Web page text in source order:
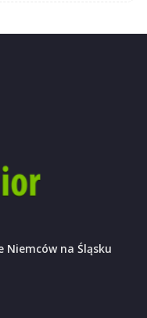
Niemców na Śląsku